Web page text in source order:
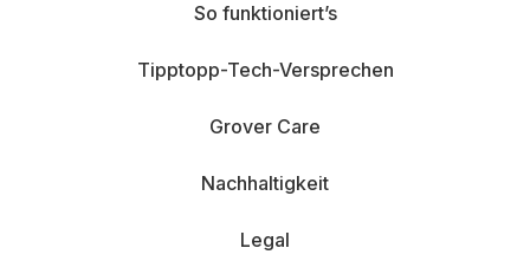
So funktioniert’s
Tipptopp-Tech-Versprechen
Grover Care
Nachhaltigkeit
Legal